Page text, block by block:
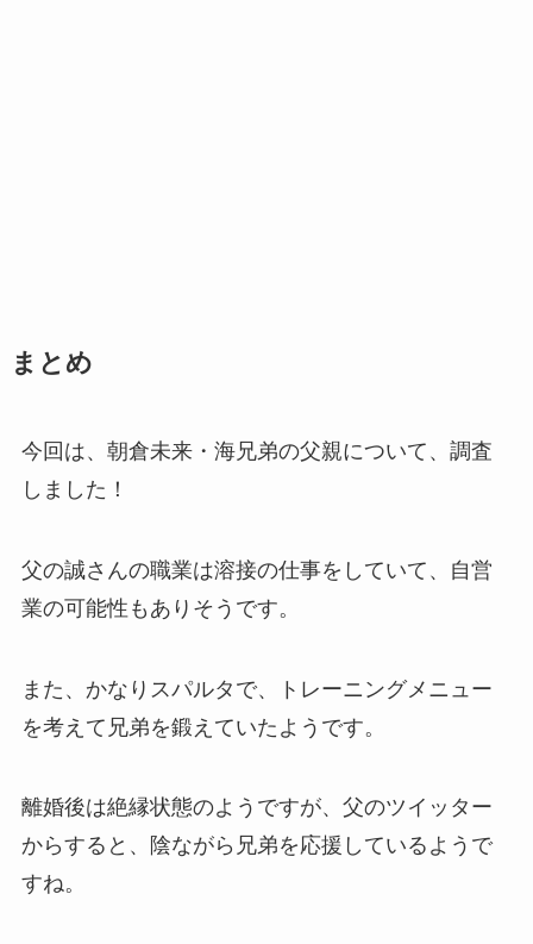
まとめ
今回は、朝倉未来・海兄弟の父親について、調査
しました！
父の誠さんの職業は溶接の仕事をしていて、自営
業の可能性もありそうです。
また、かなりスパルタで、トレーニングメニュー
を考えて兄弟を鍛えていたようです。
離婚後は絶縁状態のようですが、父のツイッター
からすると、陰ながら兄弟を応援しているようで
すね。